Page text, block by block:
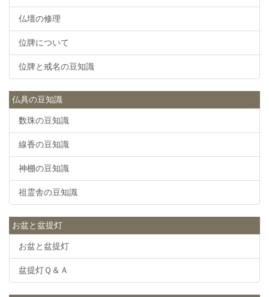
仏壇の修理
位牌について
位牌と戒名の豆知識
仏具の豆知識
数珠の豆知識
線香の豆知識
神棚の豆知識
祖霊舎の豆知識
お盆と盆提灯
お盆と盆提灯
盆提灯Ｑ＆Ａ